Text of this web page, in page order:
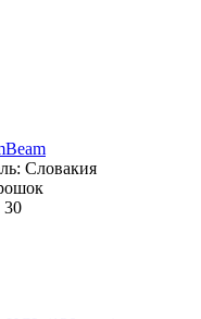
Словакия
30